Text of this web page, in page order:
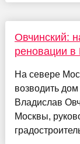
Овчинский:
реновации в
На севере
возводить
Владислав
Москвы,